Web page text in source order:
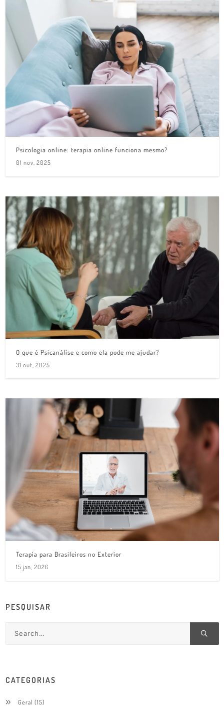
Psicologia online: terapia online funciona mesmo?
01 nov, 2025
O que é Psicanálise e como ela pode me ajudar?
31 out, 2025
Terapia para Brasileiros no Exterior
15 jan, 2026
PESQUISAR
CATEGORIAS
Geral (15)